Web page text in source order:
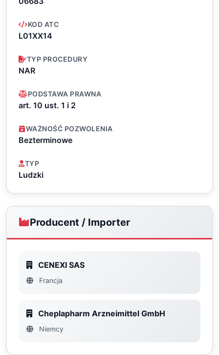
KOD ATC
L01XX14
TYP PROCEDURY
NAR
PODSTAWA PRAWNA
art. 10 ust. 1 i 2
WAŻNOŚĆ POZWOLENIA
Bezterminowe
TYP
Ludzki
Producent / Importer
CENEXI SAS
Francja
Cheplapharm Arzneimittel GmbH
Niemcy